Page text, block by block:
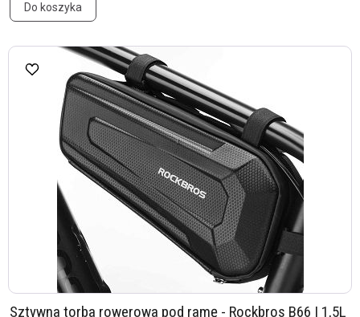
Do koszyka
Sztywna torba rowerowa pod ramę - Rockbros B66 | 1,5L